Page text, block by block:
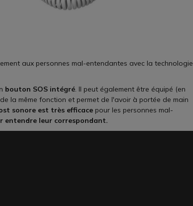
aux personnes mal-entendantes avec la technologie
bouton SOS intégré . Il peut également être équipé (en
la même fonction et permet de l'avoir à portée de main
sonore est très efficace pour les personnes mal-
entendre leur correspondant.